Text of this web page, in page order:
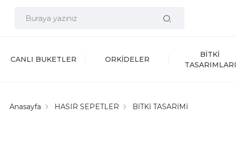
CANLI BUKETLER ORKİDELER
BİTKİ
TASARIMLARI
Anasayfa HASIR SEPETLER BİTKİ TASARİMİ